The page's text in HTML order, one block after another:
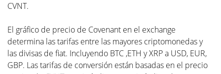
CVNT.
El gráfico de precio de Covenant en el exchange
determina las tarifas entre las mayores criptomonedas y
las divisas de fiat. Incluyendo BTC ,ETH y XRP a USD, EUR,
GBP. Las tarifas de conversión están basadas en el precio